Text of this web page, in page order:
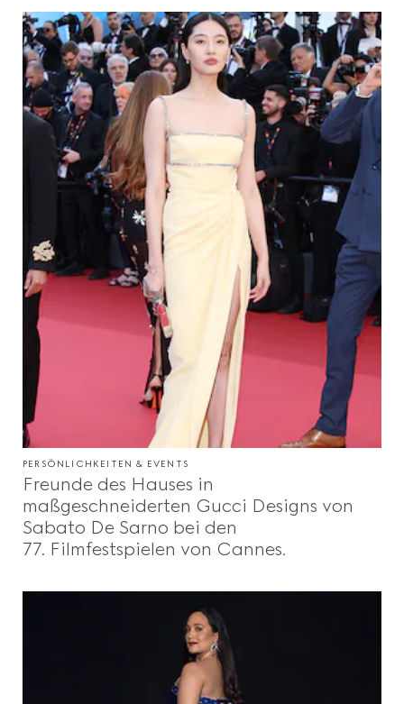
PERSÖNLICHKEITEN & EVENTS
Freunde des Hauses in
maßgeschneiderten Gucci Designs von
Sabato De Sarno bei den
77. Filmfestspielen von Cannes.